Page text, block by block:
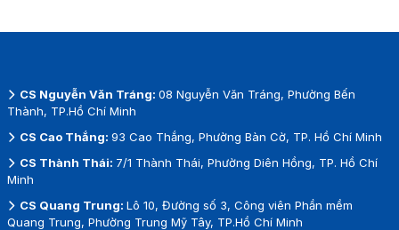
CS Nguyễn Văn Tráng: 08 Nguyễn Văn Tráng, Phường Bến
Thành, TP.Hồ Chí Minh
CS Cao Thắng: 93 Cao Thắng, Phường Bàn Cờ, TP. Hồ Chí Minh
CS Thành Thái: 7/1 Thành Thái, Phường Diên Hồng, TP. Hồ Chí
Minh
CS Quang Trung: Lô 10, Đường số 3, Công viên Phần mềm
Quang Trung, Phường Trung Mỹ Tây, TP.Hồ Chí Minh